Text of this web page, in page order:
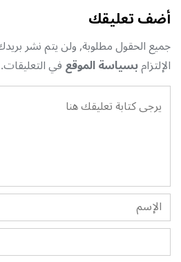
أضف تعليقك
جميع الحقول مطلوبة, ولن يتم نشر
الإلتزامبسياسة الموقعفي التعليقات.